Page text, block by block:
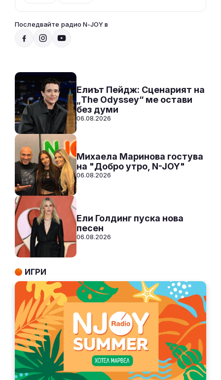
Последвайте радио N-JOY в
СЛУШАЙ
14:00 - 17:00
Елиът Пейдж: Сценарият на
„The Odyssey“ ме остави
без думи
06.08.2026
Михаела Маринова гостува
на "Добро утро, N-JOY"
06.08.2026
Ели Голдинг пуска нова
песен
06.08.2026
ИГРИ